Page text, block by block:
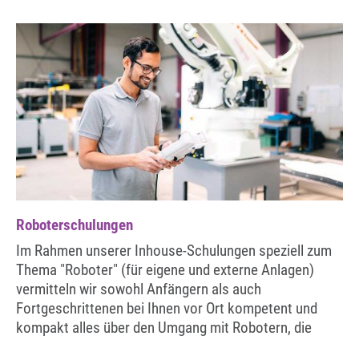
Roboterschulungen
Im Rahmen unserer Inhouse-Schulungen speziell zum
Thema "Roboter" (für eigene und externe Anlagen)
vermitteln wir sowohl Anfängern als auch
Fortgeschrittenen bei Ihnen vor Ort kompetent und
kompakt alles über den Umgang mit Robotern, die